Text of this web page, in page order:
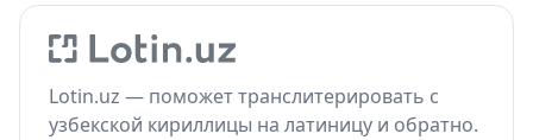
Lotin.uz — поможет транслитерировать с
узбекской кириллицы на латиницу и обратно.